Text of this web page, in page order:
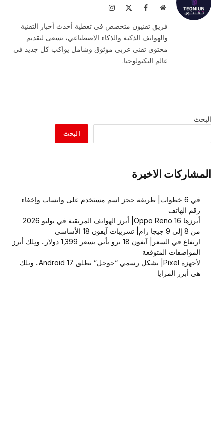
موقعفيسبوك الانستغرام
فريق تقنيون متخصص في تغطية أحدث أخبار التقنية
والهواتف الذكية والذكاء الاصطناعي، نسعى لتقديم
محتوى تقني عربي موثوق وشامل يواكب كل جديد في
عالم التكنولوجيا.
البحث
البحث
المشاركات الاخيرة
في 6 خطوات| طريقة حجز اسم مستخدم على واتساب وإخفاء
رقم الهاتف
أبرزها Oppo Reno 16| أبرز الهواتف المرتقبة في يوليو 2026
من 8 إلى 9 جيجا رام| تسريبات آيفون 18 الأساسي
ارتفاع في السعر| آيفون 18 برو يأتي بسعر 1,399 دولار.. وتِلك أبرز
المواصفات المتوقعة
لأجهزة Pixel| بشكل رسمي “جوجل” تطلق Android 17.. وتلك
هي أبرز المزايا